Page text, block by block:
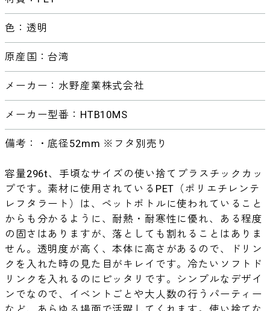
色：透明
原産国：台湾
メーカー：水野産業株式会社
メーカー型番：HTB10MS
備考：・底径52mm ※フタ別売り
容量296t、手頃なサイズの使い捨てプラスチックカッ
プです。素材に使用されているPET（ポリエチレンテ
レフタラート）は、ペットボトルに使われていること
からも分かるように、耐熱・耐寒性に優れ、ある程度
の固さはありますが、落としても割れることはありま
せん。透明度が高く、本体に高さがあるので、ドリン
クを入れた時の見た目がキレイです。冷たいソフトド
リンクを入れるのにピッタリです。シンプルなデザイ
ンでなので、イベントごとや大人数の行うパーティー